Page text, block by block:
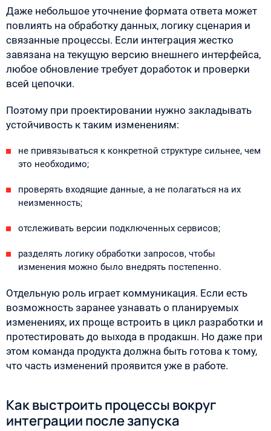
Даже небольшое уточнение формата ответа может
повлиять на обработку данных, логику сценария и
связанные процессы. Если интеграция жестко
завязана на текущую версию внешнего интерфейса,
любое обновление требует доработок и проверки
всей цепочки.
Поэтому при проектировании нужно закладывать
устойчивость к таким изменениям:
не привязываться к конкретной структуре сильнее, чем
это необходимо;
проверять входящие данные, а не полагаться на их
неизменность;
отслеживать версии подключенных сервисов;
разделять логику обработки запросов, чтобы
изменения можно было внедрять постепенно.
Отдельную роль играет коммуникация. Если есть
возможность заранее узнавать о планируемых
изменениях, их проще встроить в цикл разработки и
протестировать до выхода в продакшн. Но даже при
этом команда продукта должна быть готова к тому,
что часть изменений проявится уже в работе.
Как выстроить процессы вокруг
интеграции после запуска